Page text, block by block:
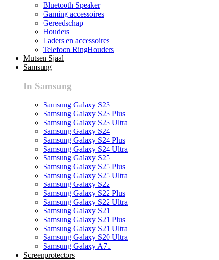
Bluetooth Speaker
Gaming accessoires
Gereedschap
Houders
Laders en accessoires
Telefoon RingHouders
Mutsen Sjaal
Samsung
In Samsung
Samsung Galaxy S23
Samsung Galaxy S23 Plus
Samsung Galaxy S23 Ultra
Samsung Galaxy S24
Samsung Galaxy S24 Plus
Samsung Galaxy S24 Ultra
Samsung Galaxy S25
Samsung Galaxy S25 Plus
Samsung Galaxy S25 Ultra
Samsung Galaxy S22
Samsung Galaxy S22 Plus
Samsung Galaxy S22 Ultra
Samsung Galaxy S21
Samsung Galaxy S21 Plus
Samsung Galaxy S21 Ultra
Samsung Galaxy S20 Ultra
Samsung Galaxy A71
Screenprotectors